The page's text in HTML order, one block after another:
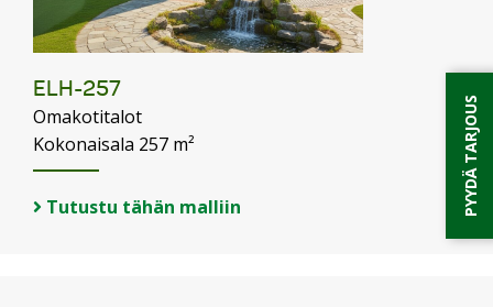
ELH-257
Omakotitalot
Kokonaisala 257 m²
Tutustu tähän malliin PYYDÄ TARJOUS